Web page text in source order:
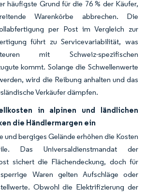
häufigste Grund für die 76 % der Käufer,
Warenkörbe abbrechen. Die
per Post im Vergleich zur
führt zu Servicevariabilität, was
mit Schweiz-spezifischen
kommt. Solange die Schwellenwerte
wird die Reibung anhalten und das
Verkäufer dämpfen.
in alpinen und ländlichen
die Händlermargen ein
und bergiges Gelände erhöhen die Kosten
Das Universaldienstmandat der
sichert die Flächendeckung, doch für
Waren gelten Aufschläge oder
Obwohl die Elektrifizierung der